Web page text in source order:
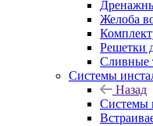
Желоба
Решетки
Сливные
Системы
Назад
Системы